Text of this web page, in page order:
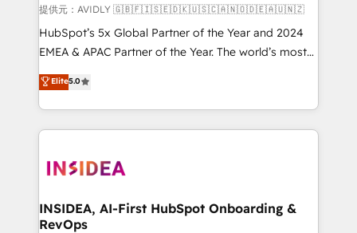
提供元：AVIDLY 🇬🇧🇫🇮🇸🇪🇩🇰🇺🇸🇨🇦🇳🇴🇩🇪🇦🇺🇳🇿
HubSpot’s 5x Global Partner of the Year and 2024
EMEA & APAC Partner of the Year. The world’s most
experienced and fully accredited HubSpot Solutions
Partner. 🚀 With 2,750+ HubSpot projects delivered
and 370+ specialists across EMEA, APAC and NAM,
we de-risk complex CRM programmes and
multi-region migrations to AI-powered automation,
scale. 🏆 HubSpot’s CEO called us “the partner of the
future.” Others agree it is proof of trust built through
Elite5.0
INSIDEA, AI-First HubSpot Onboarding &
RevOps